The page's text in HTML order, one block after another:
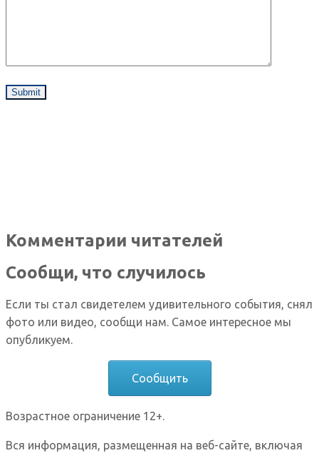
Комментарии читателей
Сообщи, что случилось
Если ты стал свидетелем удивительного события, снял
фото или видео, сообщи нам. Самое интересное мы
опубликуем.
Сообщить
Возрастное ограничение 12+.
Вся информация, размещенная на веб-сайте, включая